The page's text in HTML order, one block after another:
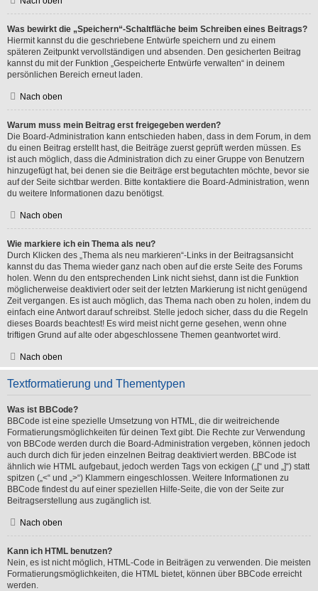
Was bewirkt die „Speichern“-Schaltfläche beim Schreiben eines Beitrags?
Hiermit kannst du die geschriebene Entwürfe speichern und zu einem
späteren Zeitpunkt vervollständigen und absenden. Den gesicherten Beitrag
kannst du mit der Funktion „Gespeicherte Entwürfe verwalten“ in deinem
persönlichen Bereich erneut laden.
Nach oben
Warum muss mein Beitrag erst freigegeben werden?
Die Board-Administration kann entschieden haben, dass in dem Forum, in dem
du einen Beitrag erstellt hast, die Beiträge zuerst geprüft werden müssen. Es
ist auch möglich, dass die Administration dich zu einer Gruppe von Benutzern
hinzugefügt hat, bei denen sie die Beiträge erst begutachten möchte, bevor sie
auf der Seite sichtbar werden. Bitte kontaktiere die Board-Administration, wenn
du weitere Informationen dazu benötigst.
Nach oben
Wie markiere ich ein Thema als neu?
Durch Klicken des „Thema als neu markieren“-Links in der Beitragsansicht
kannst du das Thema wieder ganz nach oben auf die erste Seite des Forums
holen. Wenn du den entsprechenden Link nicht siehst, dann ist die Funktion
möglicherweise deaktiviert oder seit der letzten Markierung ist nicht genügend
Zeit vergangen. Es ist auch möglich, das Thema nach oben zu holen, indem du
einfach eine Antwort darauf schreibst. Stelle jedoch sicher, dass du die Regeln
dieses Boards beachtest! Es wird meist nicht gerne gesehen, wenn ohne
triftigen Grund auf alte oder abgeschlossene Themen geantwortet wird.
Nach oben
Textformatierung und Thementypen
Was ist BBCode?
BBCode ist eine spezielle Umsetzung von HTML, die dir weitreichende
Formatierungsmöglichkeiten für deinen Text gibt. Die Rechte zur Verwendung
von BBCode werden durch die Board-Administration vergeben, können jedoch
auch durch dich für jeden einzelnen Beitrag deaktiviert werden. BBCode ist
ähnlich wie HTML aufgebaut, jedoch werden Tags von eckigen („[“ und „]“) statt
spitzen („<“ und „>“) Klammern eingeschlossen. Weitere Informationen zu
BBCode findest du auf einer speziellen Hilfe-Seite, die von der Seite zur
Beitragserstellung aus zugänglich ist.
Nach oben
Kann ich HTML benutzen?
Nein, es ist nicht möglich, HTML-Code in Beiträgen zu verwenden. Die meisten
Formatierungsmöglichkeiten, die HTML bietet, können über BBCode erreicht
werden.